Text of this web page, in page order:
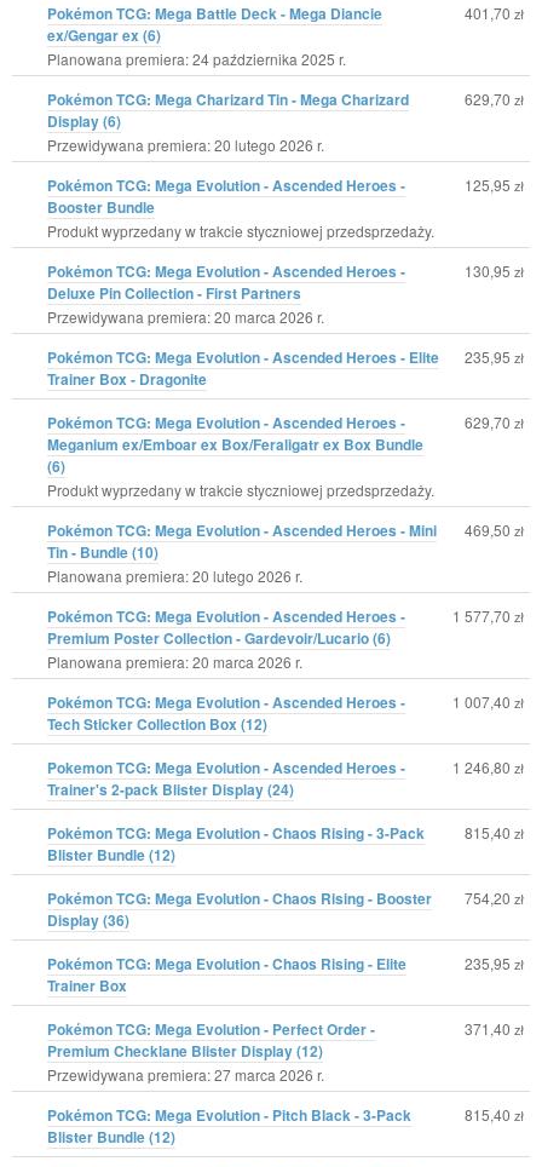
Pokémon TCG: Mega Battle Deck - Mega Diancie
ex/Gengar ex (6)
Planowana premiera: 24 października 2025 r.
401,70 zł
Pokémon TCG: Mega Charizard Tin - Mega Charizard
Display (6)
Przewidywana premiera: 20 lutego 2026 r.
629,70 zł
Pokémon TCG: Mega Evolution - Ascended Heroes -
Booster Bundle
Produkt wyprzedany w trakcie styczniowej przedsprzedaży.
125,95 zł
Pokémon TCG: Mega Evolution - Ascended Heroes -
Deluxe Pin Collection - First Partners
Przewidywana premiera: 20 marca 2026 r.
130,95 zł
Pokémon TCG: Mega Evolution - Ascended Heroes - Elite
Trainer Box - Dragonite
235,95 zł
Pokémon TCG: Mega Evolution - Ascended Heroes -
Meganium ex/Emboar ex Box/Feraligatr ex Box Bundle
(6)
Produkt wyprzedany w trakcie styczniowej przedsprzedaży.
629,70 zł
Pokémon TCG: Mega Evolution - Ascended Heroes - Mini
Tin - Bundle (10)
Planowana premiera: 20 lutego 2026 r.
469,50 zł
Pokémon TCG: Mega Evolution - Ascended Heroes -
Premium Poster Collection - Gardevoir/Lucario (6)
Planowana premiera: 20 marca 2026 r.
1 577,70 zł
Pokémon TCG: Mega Evolution - Ascended Heroes -
Tech Sticker Collection Box (12)
1 007,40 zł
Pokemon TCG: Mega Evolution - Ascended Heroes -
Trainer's 2-pack Blister Display (24)
1 246,80 zł
Pokémon TCG: Mega Evolution - Chaos Rising - 3-Pack
Blister Bundle (12)
815,40 zł
Pokémon TCG: Mega Evolution - Chaos Rising - Booster
Display (36)
754,20 zł
Pokémon TCG: Mega Evolution - Chaos Rising - Elite
Trainer Box
235,95 zł
Pokémon TCG: Mega Evolution - Perfect Order -
Premium Checklane Blister Display (12)
Przewidywana premiera: 27 marca 2026 r.
371,40 zł
Pokémon TCG: Mega Evolution - Pitch Black - 3-Pack
Blister Bundle (12)
815,40 zł